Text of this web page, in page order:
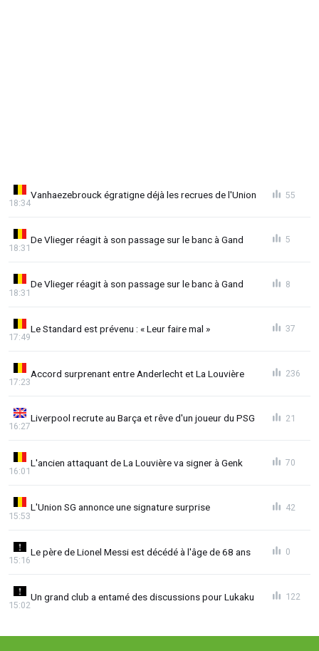
Vanhaezebrouck égratigne déjà les recrues de l'Union
18:34
55
De Vlieger réagit à son passage sur le banc à Gand
18:31
5
De Vlieger réagit à son passage sur le banc à Gand
18:31
8
Le Standard est prévenu : « Leur faire mal »
17:49
37
Accord surprenant entre Anderlecht et La Louvière
17:23
236
Liverpool recrute au Barça et rêve d'un joueur du PSG
16:27
21
L'ancien attaquant de La Louvière va signer à Genk
16:01
70
L'Union SG annonce une signature surprise
15:53
42
Le père de Lionel Messi est décédé à l'âge de 68 ans
15:16
0
Un grand club a entamé des discussions pour Lukaku
15:02
122